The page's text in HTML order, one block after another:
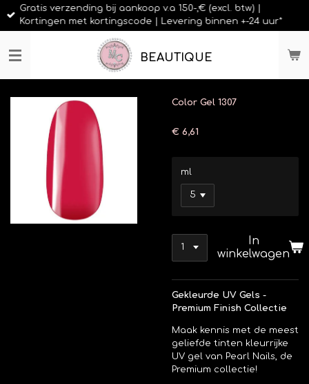
Ga
direct
de
BEAUTIQUE
Gratis verzending bij aankoop v.a 150-,€ (excl. btw) |
Kortingen met kortingscode | Levering binnen +-24 uur*
Color Gel 1307
€ 6,61
ml
In
winkelwagen
Gekleurde UV Gels -
Premium Finish Collectie
Maak kennis met de meest
geliefde tinten kleurrijke
UV gel van Pearl Nails, de
Premium collectie!